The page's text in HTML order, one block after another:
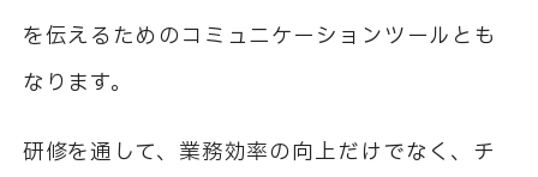
を伝えるためのコミュニケーションツールとも
なります。
研修を通して、業務効率の向上だけでなく、チ